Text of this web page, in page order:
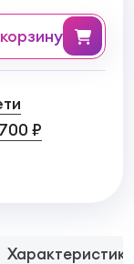
в корзину
₽
Характеристики